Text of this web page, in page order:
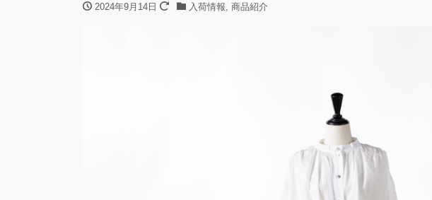
2024年9月14日 入荷情報 商品紹介